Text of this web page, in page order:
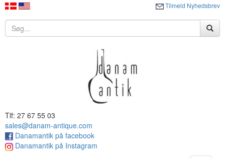
Tilmeld Nyhedsbrev
Tlf: 27 67 55 03
sales@danam-antique.com
Danamantik på facebook
Danamantik på Instagram